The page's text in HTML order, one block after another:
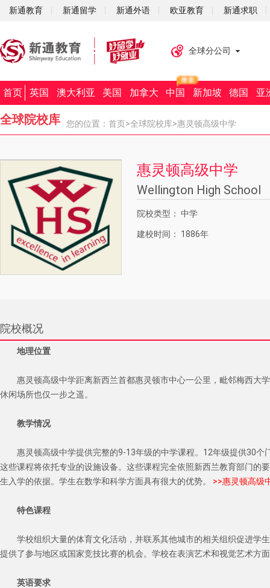
新通教育 新通留学 新通外语 欧亚教育 新通求职
全球分公司
首页 英国 澳大利亚 美国 加拿大 中国 新加坡 德国 亚
全球院校库 您的位置： 首页>全球院校库>惠灵顿高级中学
惠灵顿高级中学
Wellington High School
院校类型： 中学
建校时间： 1886年
院校概况
地理位置
惠灵顿高级中学距离新西兰首都惠灵顿市中心一公里，毗邻梅西大
休闲场所也仅一步之遥。
教学情况
惠灵顿高级中学提供完整的9-13年级的中学课程。12年级提供30
这些课程将依托专业的设施设备。这些课程完全依照新西兰教育部门的
生入学的依据。学生在数学和科学方面具有很大的优势。
>>惠灵顿高级
特色课程
学校组织大量的体育文化活动，并联系其他城市的相关组织促进学
提供了参与地区或国家竞技比赛的机会。学校在表演艺术和视觉艺
英语要求